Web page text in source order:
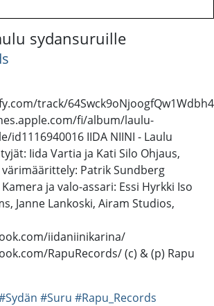
sydansuruille
track/64Swck9oNjoogfQw1Wdbh4
fi/album/laulu-
id1116940016 IIDA NIINI - Laulu
Iida Vartia ja Kati Silo Ohjaus,
värimäärittely: Patrik Sundberg
ja valo-assari: Essi Hyrkki Iso
Janne Lankoski, Airam Studios,
iidaniinikarina/
RapuRecords/ (c) & (p) Rapu
#Suru #Rapu_Records